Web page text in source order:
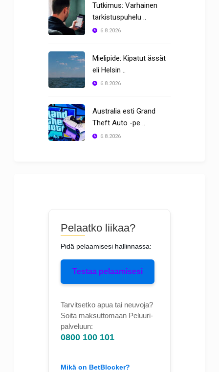
Tutkimus: Varhainen
tarkistuspuhelu ..
6.8.2026
Mielipide: Kipatut ässät
eli Helsin ..
6.8.2026
Australia esti Grand
Theft Auto -pe ..
6.8.2026
Pelaatko liikaa?
Pidä pelaamisesi hallinnassa:
Testaa pelaamisesi
Tarvitsetko apua tai neuvoja?
Soita maksuttomaan Peluuri-
palveluun:
0800 100 101
Mikä on BetBlocker?